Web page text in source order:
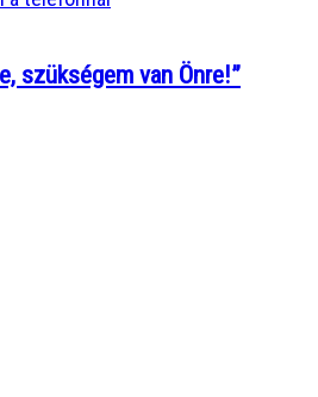
szükségem van Önre!”